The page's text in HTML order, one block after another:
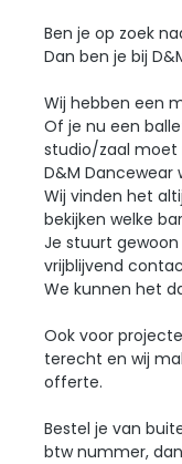
Ben je op zoek
Dan ben je bij
Wij hebben een
Of je nu een
studio/zaal moet
D&M Dancewear
Wij vinden het
bekijken welke
Je stuurt
vrijblijvend
We kunnen het
Ook voor
terecht en wij
offerte.
Bestel je van
btw nummer,